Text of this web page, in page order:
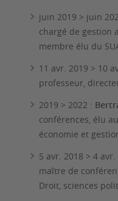
juin 2019 > juin
chargé de gestion
membre élu du
11 avr. 2019 > 10
professeur,
2019 > 2022 :
conférences, élu
économie et
5 avr. 2018 > 4 avr.
maître de
Droit, sciences